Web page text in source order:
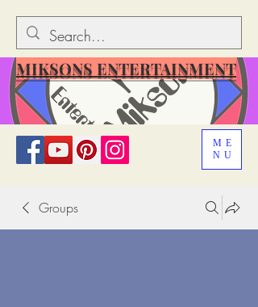
ME
NU
MIKSONS ENTERTAINMENT
Groups